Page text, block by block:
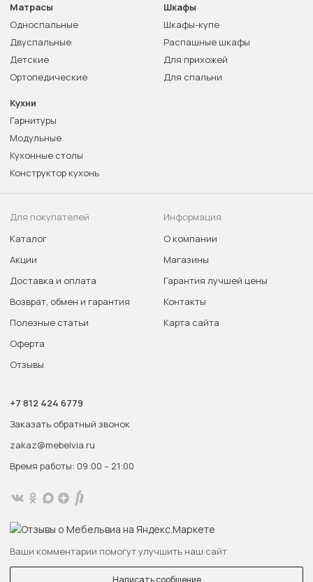
Матрасы
Односпальные
Двуспальные
Детские
Ортопедические
Шкафы
Шкафы-купе
Распашные шкафы
Для прихожей
Для спальни
Кухни
Гарнитуры
Модульные
Кухонные столы
Конструктор кухонь
Для покупателей
Каталог
Акции
Доставка и оплата
Возврат, обмен и гарантия
Полезные статьи
Оферта
Отзывы
Информация
О компании
Магазины
Гарантия лучшей цены
Контакты
Карта сайта
+7 812 424 6779
Заказать обратный звонок
zakaz@mebelvia.ru
Время работы: 09:00 – 21:00
Ваши комментарии помогут улучшить наш сайт